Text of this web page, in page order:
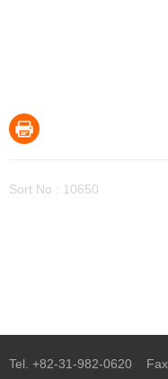
Sort No : 10650
Tel. +82-31-982-0620